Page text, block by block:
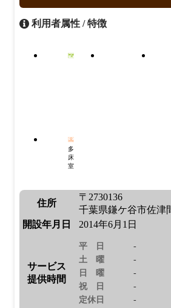
利用者属性 / 特徴
多
床
室
住所
〒2730136
千葉県鎌ケ谷市佐津
開設年月日
2014年6月1日
サービス
提供時間
平日
-
土曜
-
日曜
-
祝日
-
定休日
-